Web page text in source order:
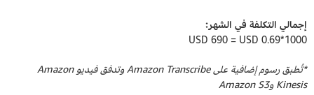
إجمالي التكلفة في الشهر:
1000*0.69 USD ‏= 690 USD
*تُطبق رسوم إضافية على Amazon Transcribe وتدفق فيديو Amazon
Kinesis وAmazon S3